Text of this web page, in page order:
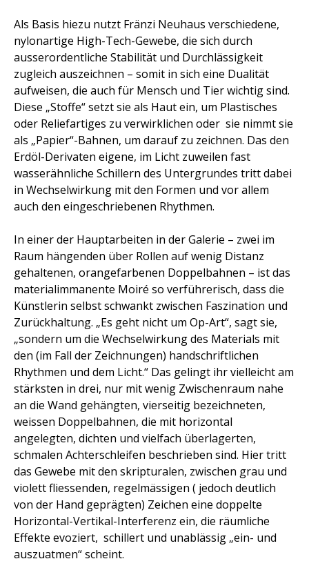
Als Basis hiezu nutzt Fränzi Neuhaus verschiedene,
nylonartige High-Tech-Gewebe, die sich durch
ausserordentliche Stabilität und Durchlässigkeit
zugleich auszeichnen – somit in sich eine Dualität
aufweisen, die auch für Mensch und Tier wichtig sind.
Diese „Stoffe“ setzt sie als Haut ein, um Plastisches
oder Reliefartiges zu verwirklichen oder sie nimmt sie
als „Papier“-Bahnen, um darauf zu zeichnen. Das den
Erdöl-Derivaten eigene, im Licht zuweilen fast
wasserähnliche Schillern des Untergrundes tritt dabei
in Wechselwirkung mit den Formen und vor allem
auch den eingeschriebenen Rhythmen.
In einer der Hauptarbeiten in der Galerie – zwei im
Raum hängenden über Rollen auf wenig Distanz
gehaltenen, orangefarbenen Doppelbahnen – ist das
materialimmanente Moiré so verführerisch, dass die
Künstlerin selbst schwankt zwischen Faszination und
Zurückhaltung. „Es geht nicht um Op-Art“, sagt sie,
„sondern um die Wechselwirkung des Materials mit
den (im Fall der Zeichnungen) handschriftlichen
Rhythmen und dem Licht.“ Das gelingt ihr vielleicht am
stärksten in drei, nur mit wenig Zwischenraum nahe
an die Wand gehängten, vierseitig bezeichneten,
weissen Doppelbahnen, die mit horizontal
angelegten, dichten und vielfach überlagerten,
schmalen Achterschleifen beschrieben sind. Hier tritt
das Gewebe mit den skripturalen, zwischen grau und
violett fliessenden, regelmässigen ( jedoch deutlich
von der Hand geprägten) Zeichen eine doppelte
Horizontal-Vertikal-Interferenz ein, die räumliche
Effekte evoziert, schillert und unablässig „ein- und
auszuatmen“ scheint.